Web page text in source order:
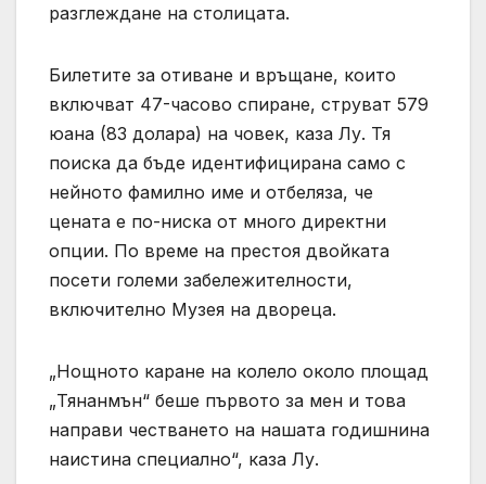
разглеждане на столицата.
Билетите за отиване и връщане, които
включват 47-часово спиране, струват 579
юана (83 долара) на човек, каза Лу. Тя
поиска да бъде идентифицирана само с
нейното фамилно име и отбеляза, че
цената е по-ниска от много директни
опции. По време на престоя двойката
посети големи забележителности,
включително Музея на двореца.
„Нощното каране на колело около площад
„Тянанмън“ беше първото за мен и това
направи честването на нашата годишнина
наистина специално“, каза Лу.